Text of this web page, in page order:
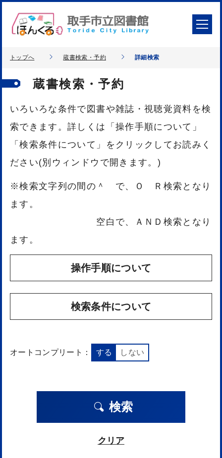
トップへ 蔵書検索・予約 詳細検索
蔵書検索・予約
いろいろな条件で図書や雑誌・視聴覚資料を検
索できます。詳しくは「操作手順について」
「検索条件について」をクリックしてお読みく
ださい(別ウィンドウで開きます。)
※検索文字列の間の＾ で、Ｏ Ｒ検索となり
ます。
空白で、ＡＮＤ検索となり
ます。
操作手順について
検索条件について
オートコンプリート： する しない
検索
クリア